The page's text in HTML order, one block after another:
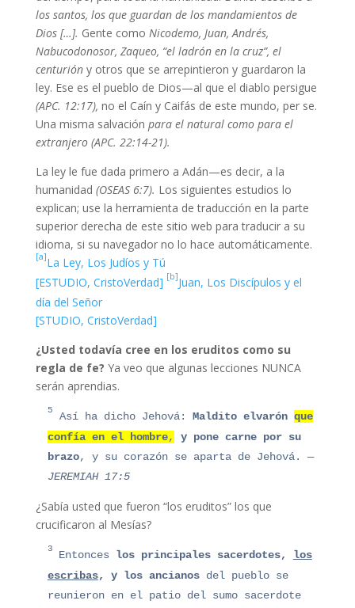
los santos, los que guardan de los mandamientos de
Dios […]. Gente como Nicodemo, Juan, Andrés,
Nabucodonosor, Zaqueo, “el ladrón en la cruz”, el
centurióny otros que se arrepintieron y guardaron la
ley. Ese es el pueblo de Dios—al que el diablo persigue
(APC. 12:17), no el Caín y Caifás de este mundo, per se.
Una misma salvación para el natural como para el
extranjero (APC. 22:14-21).
La ley le fue dada primero a Adán—es decir, a la
humanidad (OSEAS 6:7). Los siguientes estudios lo
explican; use la herramienta de traducción en la parte
superior derecha de este sitio web para traducir a su
idioma, si su navegador no lo hace automáticamente.
[a]La Ley, Los Judíos y Tú
[ESTUDIO, CristoVerdad] [b]Juan, Los Discípulos y el
día del Señor
[STUDIO, CristoVerdad]
¿Usted todavía cree en los eruditos como su
regla de fe? Ya veo que algunas lecciones NUNCA
serán aprendias.
5 Así ha dicho Jehová: Maldito elvarón que
confía en el hombre,
y pone carne por su
brazo, y su corazón se aparta de Jehová.
—
JEREMIAH 17:5
¿Sabía usted que fueron “los eruditos” los que
crucificaron al Mesías?
3 Entonces los principales sacerdotes,
los
escribas, y los ancianosdel pueblo se
reunieron en el patio del sumo sacerdote